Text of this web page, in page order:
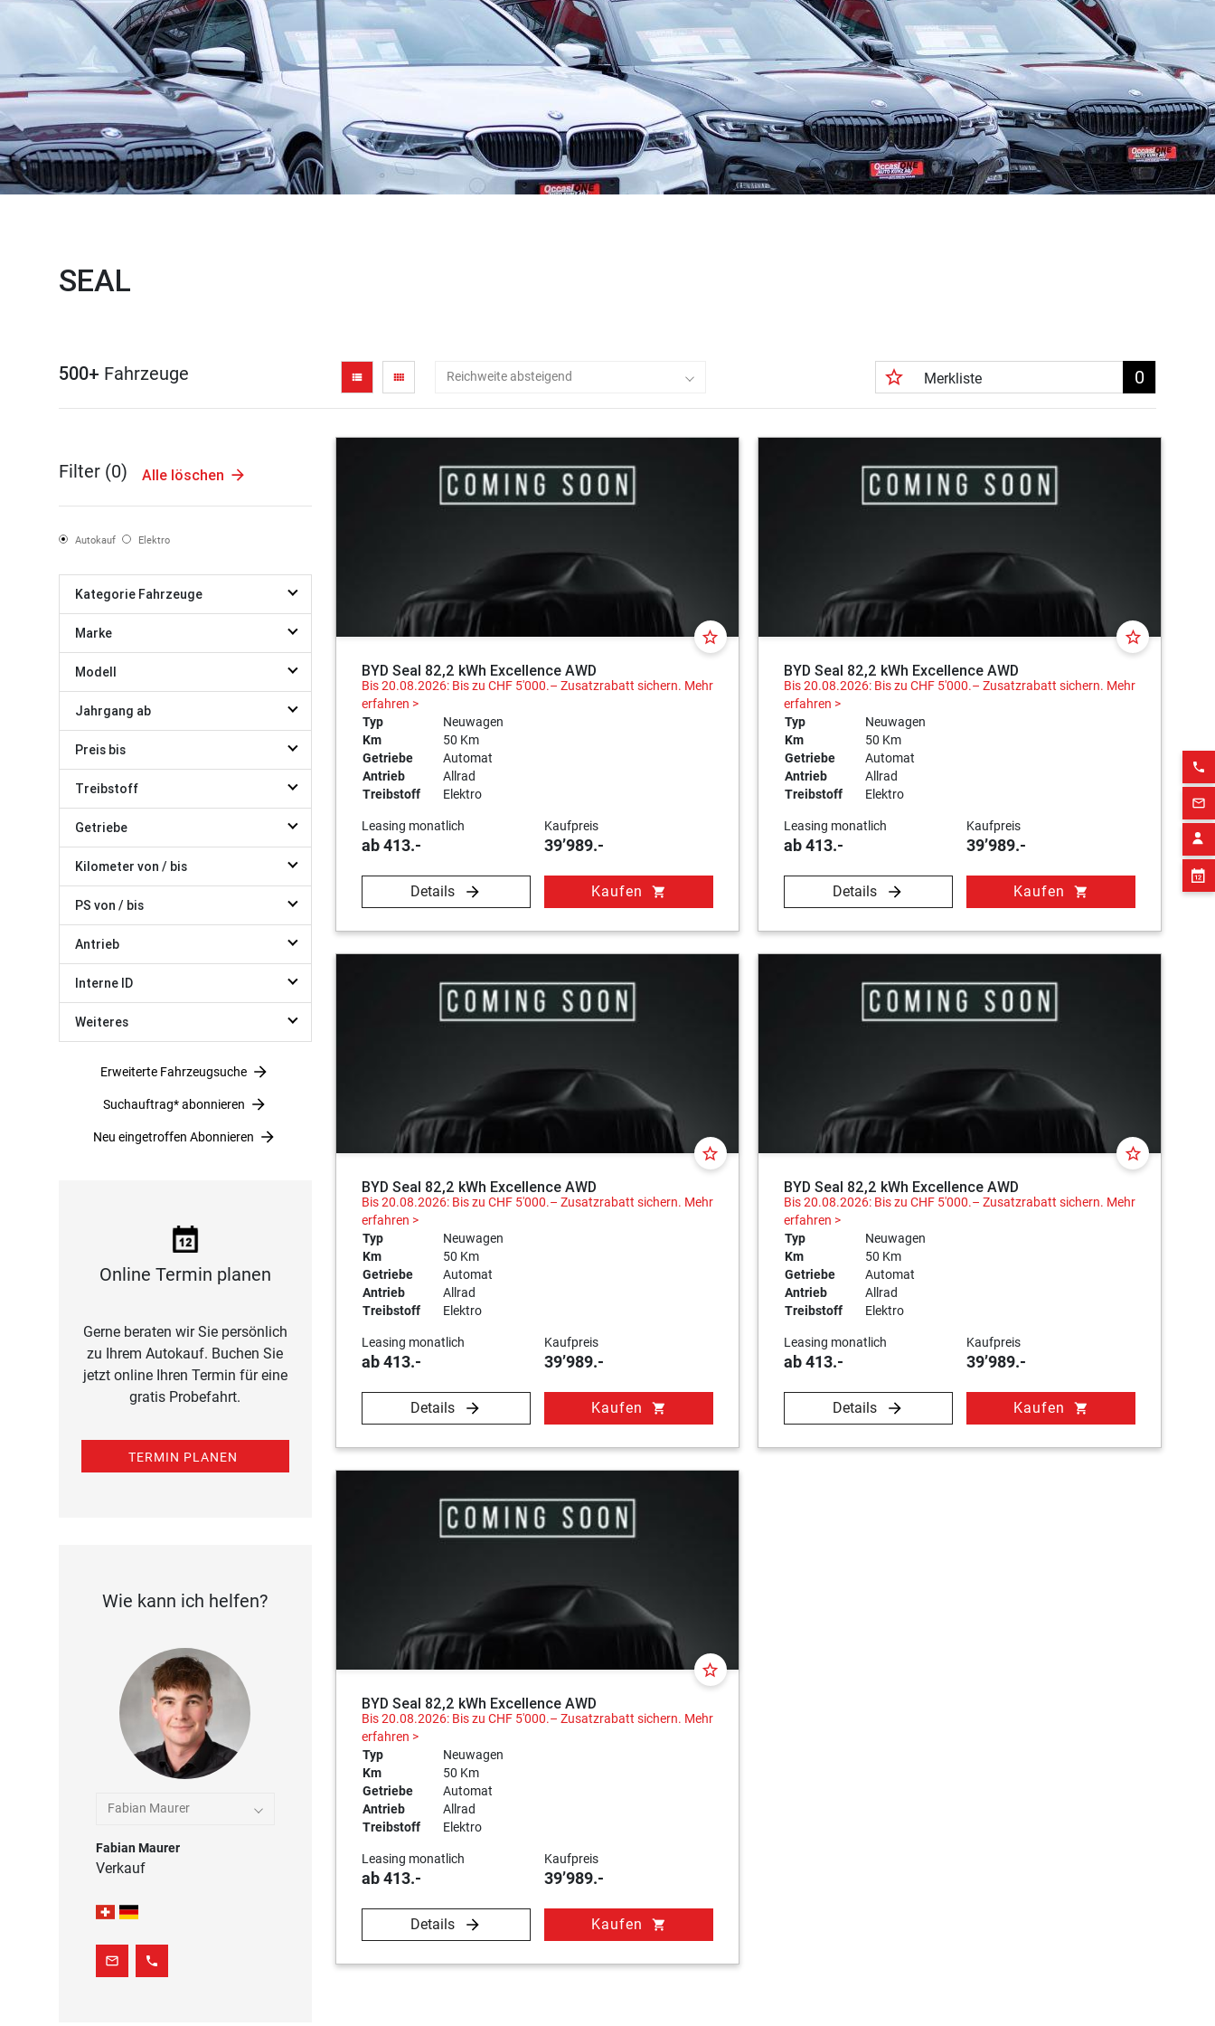
phone
mail_outline
SEAL
500+ Fahrzeuge view_list view_comfy Reichweite absteigend star_border Merkliste 0
Filter (0) Alle löschen
Autokauf Elektro
Kategorie Fahrzeuge
Marke
Modell
Jahrgang ab
Preis bis
Treibstoff
Getriebe
Kilometer von / bis
PS von / bis
Antrieb
Interne ID
Weiteres
Erweiterte Fahrzeugsuche
Suchauftrag* abonnieren
Neu eingetroffen Abonnieren
Online Termin planen
Gerne beraten wir Sie persönlich
zu Ihrem Autokauf. Buchen Sie
jetzt online Ihren Termin für eine
gratis Probefahrt.
TERMIN PLANEN
Wie kann ich helfen?
Fabian Maurer
Fabian Maurer
Verkauf
mail_outline phone
star_border
BYD Seal 82,2 kWh Excellence AWD
Bis 20.08.2026: Bis zu CHF 5'000.– Zusatzrabatt sichern. Mehr
erfahren >
Typ
Neuwagen
Km
50 Km
Getriebe
Automat
Antrieb
Allrad
Treibstoff
Elektro
Leasing monatlich
ab 413.-
Kaufpreis
39’989.-
Details Kaufen shopping_cart
star_border
BYD Seal 82,2 kWh Excellence AWD
Bis 20.08.2026: Bis zu CHF 5'000.– Zusatzrabatt sichern. Mehr
erfahren >
Typ
Neuwagen
Km
50 Km
Getriebe
Automat
Antrieb
Allrad
Treibstoff
Elektro
Leasing monatlich
ab 413.-
Kaufpreis
39’989.-
Details Kaufen shopping_cart
star_border
BYD Seal 82,2 kWh Excellence AWD
Bis 20.08.2026: Bis zu CHF 5'000.– Zusatzrabatt sichern. Mehr
erfahren >
Typ
Neuwagen
Km
50 Km
Getriebe
Automat
Antrieb
Allrad
Treibstoff
Elektro
Leasing monatlich
ab 413.-
Kaufpreis
39’989.-
Details Kaufen shopping_cart
star_border
BYD Seal 82,2 kWh Excellence AWD
Bis 20.08.2026: Bis zu CHF 5'000.– Zusatzrabatt sichern. Mehr
erfahren >
Typ
Neuwagen
Km
50 Km
Getriebe
Automat
Antrieb
Allrad
Treibstoff
Elektro
Leasing monatlich
ab 413.-
Kaufpreis
39’989.-
Details Kaufen shopping_cart
star_border
BYD Seal 82,2 kWh Excellence AWD
Bis 20.08.2026: Bis zu CHF 5'000.– Zusatzrabatt sichern. Mehr
erfahren >
Typ
Neuwagen
Km
50 Km
Getriebe
Automat
Antrieb
Allrad
Treibstoff
Elektro
Leasing monatlich
ab 413.-
Kaufpreis
39’989.-
Details Kaufen shopping_cart